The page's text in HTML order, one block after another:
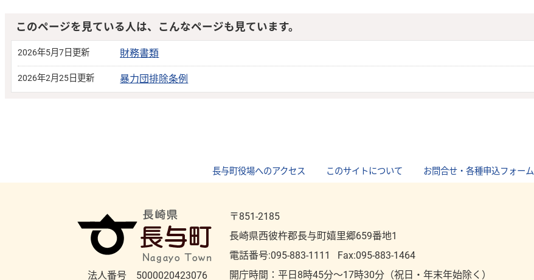
このページを見ている人は、こんなページも見ています。
2026年5月7日更新 財務書類
2026年2月25日更新 暴力団排除条例
長与町役場へのアクセス このサイトについて お問合せ・各種申込フォーム
法人番号 5000020423076
〒851-2185
長崎県西彼杵郡長与町嬉里郷659番地1
電話番号:095-883-1111
Fax:095-883-1464
開庁時間：平⽇8時45分～17時30分（祝⽇・年末年始除く）